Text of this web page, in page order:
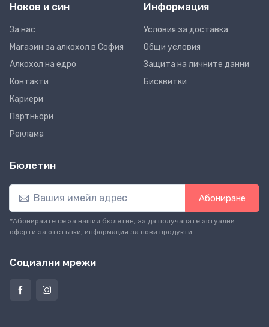
Ноков и син
За нас
Магазин за алкохол в София
Алкохол на едро
Контакти
Кариери
Партньори
Реклама
Информация
Условия за доставка
Общи условия
Защита на личните данни
Бисквитки
Бюлетин
Абониране
*Абонирайте се за нашия бюлетин, за да получавате актуални
оферти за отстъпки, информация за нови продукти.
Социални мрежи